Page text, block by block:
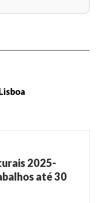
2025-
até 30